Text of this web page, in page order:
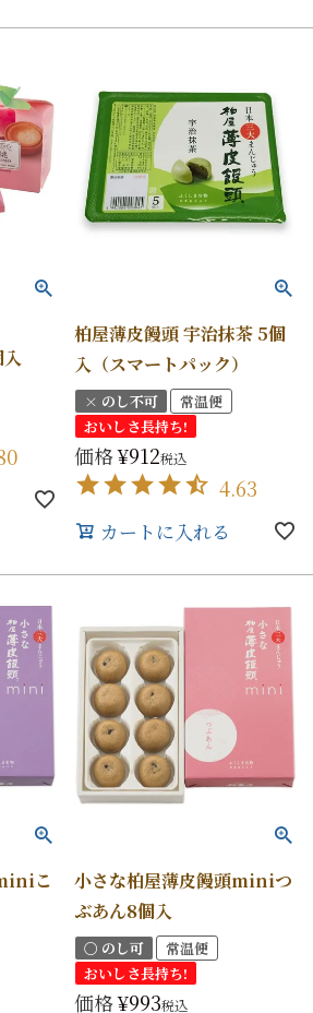
柏屋薄皮饅頭 宇治抹茶 5個
入（スマートパック）
× のし不可
常温便
おいしさ長持ち!
価格¥912税込
4.63
カートに入れる
こ
小さな柏屋薄皮饅頭miniつ
ぶあん8個入
〇 のし可
常温便
おいしさ長持ち!
価格¥993税込